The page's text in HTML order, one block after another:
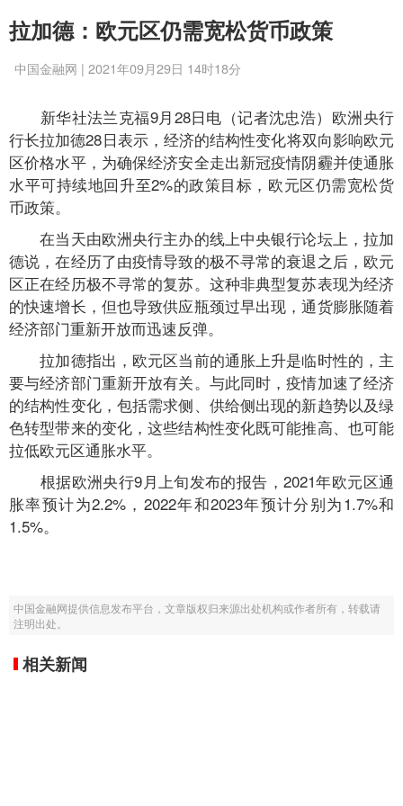
拉加德：欧元区仍需宽松货币政策
中国金融网 | 2021年09月29日 14时18分
新华社法兰克福9月28日电（记者沈忠浩）欧洲央行
行长拉加德28日表示，经济的结构性变化将双向影响欧元
区价格水平，为确保经济安全走出新冠疫情阴霾并使通胀
水平可持续地回升至2%的政策目标，欧元区仍需宽松货
币政策。
在当天由欧洲央行主办的线上中央银行论坛上，拉加
德说，在经历了由疫情导致的极不寻常的衰退之后，欧元
区正在经历极不寻常的复苏。这种非典型复苏表现为经济
的快速增长，但也导致供应瓶颈过早出现，通货膨胀随着
经济部门重新开放而迅速反弹。
拉加德指出，欧元区当前的通胀上升是临时性的，主
要与经济部门重新开放有关。与此同时，疫情加速了经济
的结构性变化，包括需求侧、供给侧出现的新趋势以及绿
色转型带来的变化，这些结构性变化既可能推高、也可能
拉低欧元区通胀水平。
根据欧洲央行9月上旬发布的报告，2021年欧元区通
胀率预计为2.2%，2022年和2023年预计分别为1.7%和
1.5%。
中国金融网提供信息发布平台，文章版权归来源出处机构或作者所有，转载请
注明出处。
相关新闻